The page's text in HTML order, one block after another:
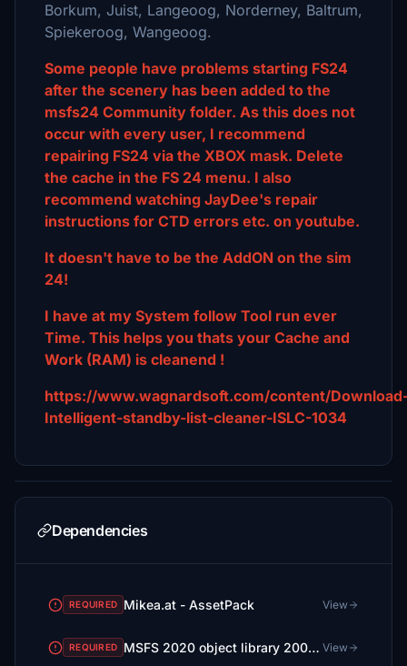
Borkum, Juist, Langeoog, Norderney, Baltrum,
Spiekeroog, Wangeoog.
Some people have problems starting FS24
after the scenery has been added to the
msfs24 Community folder. As this does not
occur with every user, I recommend
repairing FS24 via the XBOX mask. Delete
the cache in the FS 24 menu. I also
recommend watching JayDee's repair
instructions for CTD errors etc. on youtube.
It doesn't have to be the AddON on the sim
24!
I have at my System follow Tool run ever
Time. This helps you thats your Cache and
Work (RAM) is cleanend !
https://www.wagnardsoft.com/content/
Intelligent-standby-list-cleaner-ISLC-1034
Dependencies
REQUIRED Mikea.at - AssetPack View
REQUIRED MSFS 2020 object library 200+ models - towers hangars to cones v14-11 UPDATE View